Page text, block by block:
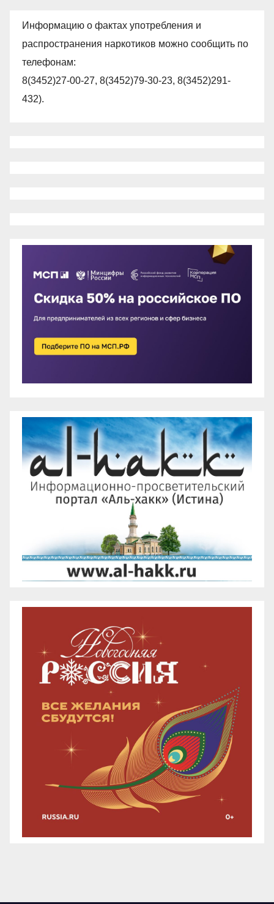
Информацию о фактах употребления и
распространения наркотиков можно сообщить по
телефонам:
8(3452)27-00-27, 8(3452)79-30-23, 8(3452)291-
432).